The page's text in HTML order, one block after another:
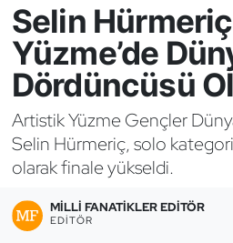
Selin
Yüzme’de
Dördüncüsü
Artistik Yüzme Gençler
Selin Hürmeriç, solo
olarak finale yükseldi.
MILLI FANATIKLER EDITÖR
EDITÖR
Binicilik
Bisiklet
Bocce Bowling Dart
Boks
Briç